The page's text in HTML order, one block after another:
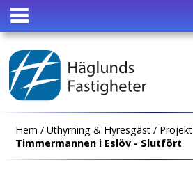
HEM
Hem / Uthyrning & Hyresgäst / Projekt
Timmermannen i Eslöv - Slutfört